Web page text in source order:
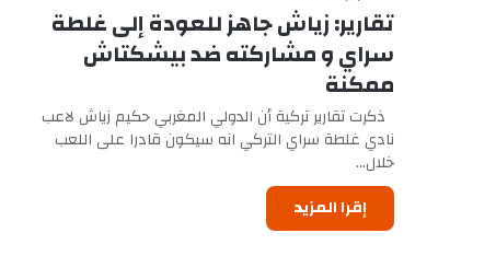
تقارير: زياش جاهز للعودة إلى غلطة
سراي و مشاركته ضد بيشكتاش
ممكنة
ذكرت تقارير تركية أن الدولي المغربي حكيم زياش لاعب
نادي غلطة سراي التركي انه سيكون قادرا على اللعب
خلال…
إقرا المزيد